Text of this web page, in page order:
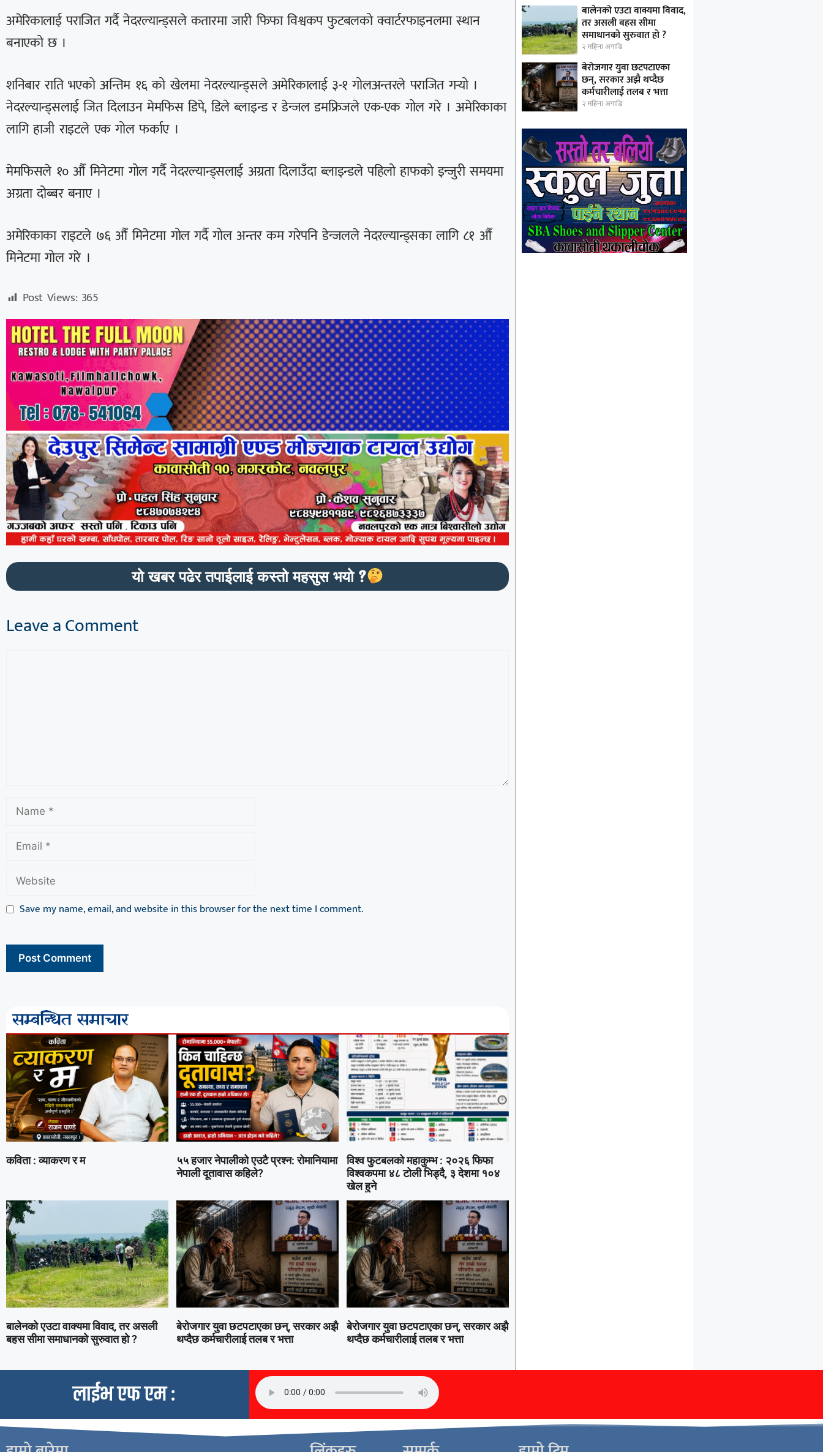
अमेरिकालाई पराजित गर्दै नेदरल्यान्ड्सले कतारमा जारी फिफा विश्वकप फुटबलको क्वार्टरफाइनलमा स्थान
बनाएको छ ।
शनिबार राति भएको अन्तिम १६ को खेलमा नेदरल्यान्ड्सले अमेरिकालाई ३-१ गोलअन्तरले पराजित गर्‍यो ।
नेदरल्यान्ड्सलाई जित दिलाउन मेमफिस डिपे, डिले ब्लाइन्ड र डेन्जल डमफ्रिजले एक-एक गोल गरे । अमेरिकाका
लागि हाजी राइटले एक गोल फर्काए ।
मेमफिसले १० औँ मिनेटमा गोल गर्दै नेदरल्यान्ड्सलाई अग्रता दिलाउँदा ब्लाइन्डले पहिलो हाफको इन्जुरी समयमा
अग्रता दोब्बर बनाए ।
अमेरिकाका राइटले ७६ औँ मिनेटमा गोल गर्दै गोल अन्तर कम गरेपनि डेन्जलले नेदरल्यान्ड्सका लागि ८१ औँ
मिनेटमा गोल गरे ।
Post Views: 365
यो खबर पढेर तपाईलाई कस्तो महसुस भयो ?
Leave a Comment
Save my name, email, and website in this browser for the next time I comment.
सम्बन्धित समाचार
कविता : व्याकरण र म
५५ हजार नेपालीको एउटै प्रश्न: रोमानियामा
नेपाली दूतावास कहिले?
विश्व फुटबलको महाकुम्भ : २०२६ फिफा
विश्वकपमा ४८ टोली भिड्दै, ३ देशमा १०४
खेल हुने
बालेनको एउटा वाक्यमा विवाद, तर असली
बहस सीमा समाधानको सुरुवात हो ?
बेरोजगार युवा छटपटाएका छन्, सरकार अझै
थप्दैछ कर्मचारीलाई तलब र भत्ता
बेरोजगार युवा छटपटाएका छन्, सरकार अझै
थप्दैछ कर्मचारीलाई तलब र भत्ता
बालेनको एउटा वाक्यमा विवाद,
तर असली बहस सीमा
समाधानको सुरुवात हो ?
२ महिना अगाडि
बेरोजगार युवा छटपटाएका
छन्, सरकार अझै थप्दैछ
कर्मचारीलाई तलब र भत्ता
२ महिना अगाडि
लाईभ एफ एम :